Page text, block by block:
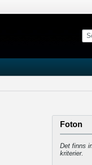
Foton
Det finns
kriterier.